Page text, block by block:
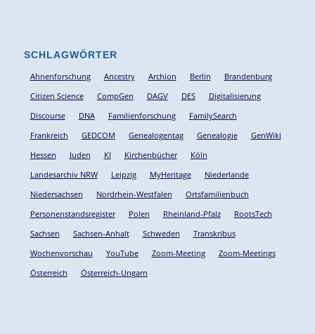
SCHLAGWÖRTER
Ahnenforschung Ancestry Archion Berlin
Brandenburg
Citizen Science
CompGen DAGV DES
Digitalisierung
Discourse
DNA Familienforschung
FamilySearch
Frankreich
GEDCOM Genealogentag Genealogie
GenWiki
Hessen
Juden KI Kirchenbücher
Köln
Landesarchiv NRW
Leipzig MyHeritage
Niederlande
Niedersachsen
Nordrhein-Westfalen
Ortsfamilienbuch
Personenstandsregister
Polen Rheinland-Pfalz
RootsTech
Sachsen
Sachsen-Anhalt Schweden
Transkribus
Wochenvorschau
YouTube Zoom-Meeting
Zoom-Meetings
Österreich
Österreich-Ungarn